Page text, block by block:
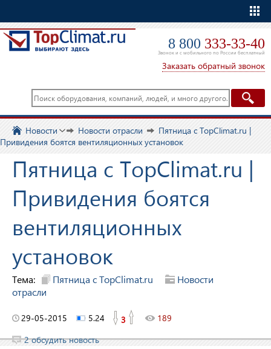
8 800 333-33-40
Звонок и с мобильного по России бесплатный
Заказать обратный звонок
Новости Новости отрасли
Пятница с TopClimat.ru |
Привидения боятся вентиляционных установок
Пятница с TopClimat.ru |
Привидения боятся
вентиляционных
установок
Тема: Пятница с TopClimat.ru
Новости
отрасли
29-05-2015 5.24 3
189
2 обсудить новость